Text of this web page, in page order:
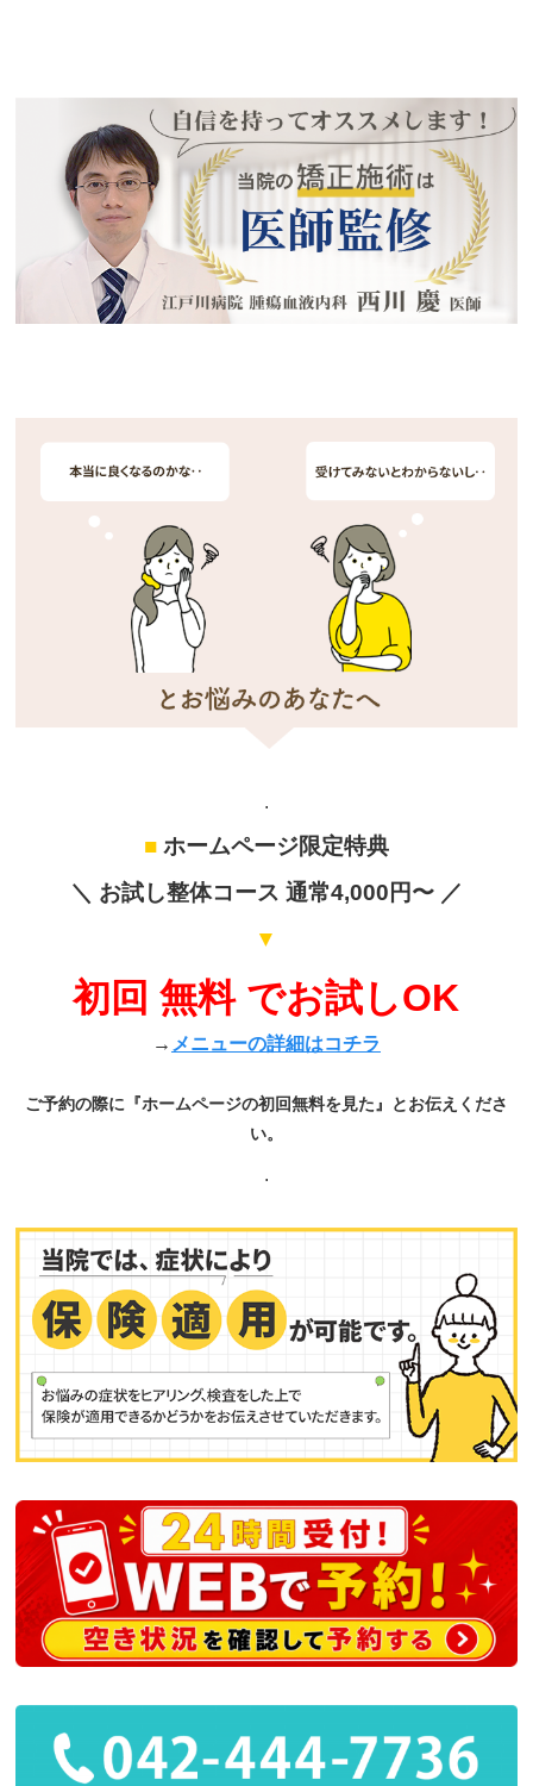
.
■ホームページ限定特典
＼ お試し整体コース 通常4,000円〜 ／
▼
初回 無料 でお試しOK
→ メニューの詳細はコチラ
ご予約の際に『ホームページの初回無料を見た』とお伝えくださ
い。
.